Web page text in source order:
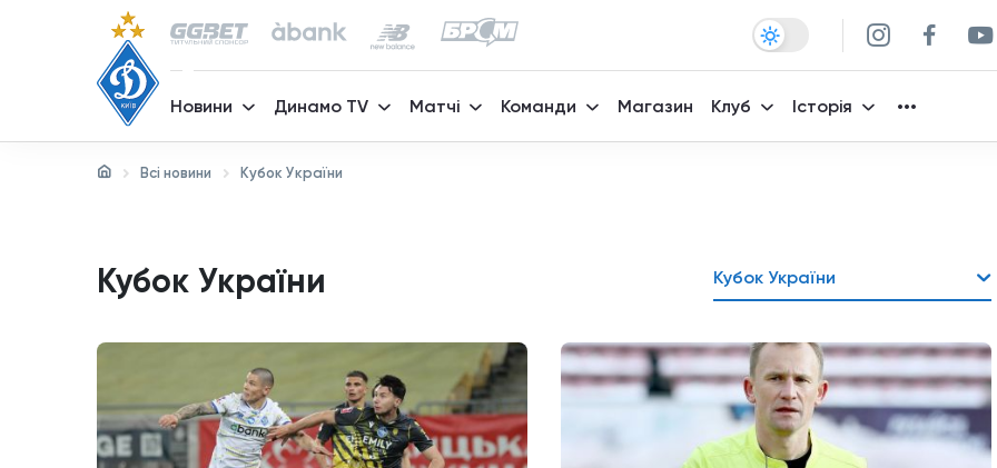
Новини Динамо TV Матчі Команди Магазин Клуб Історія
Всі новини Кубок України
Кубок України Кубок України